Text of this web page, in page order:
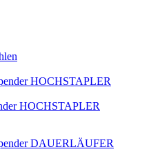
HOCHSTAPLER